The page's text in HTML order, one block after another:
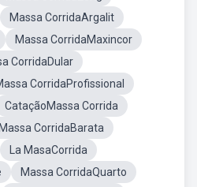
Massa CorridaArgalit
Massa CorridaMaxincor
CorridaDular
CorridaProfissional
CataçãoMassa Corrida
Massa CorridaBarata
La MasaCorrida
Massa CorridaQuarto